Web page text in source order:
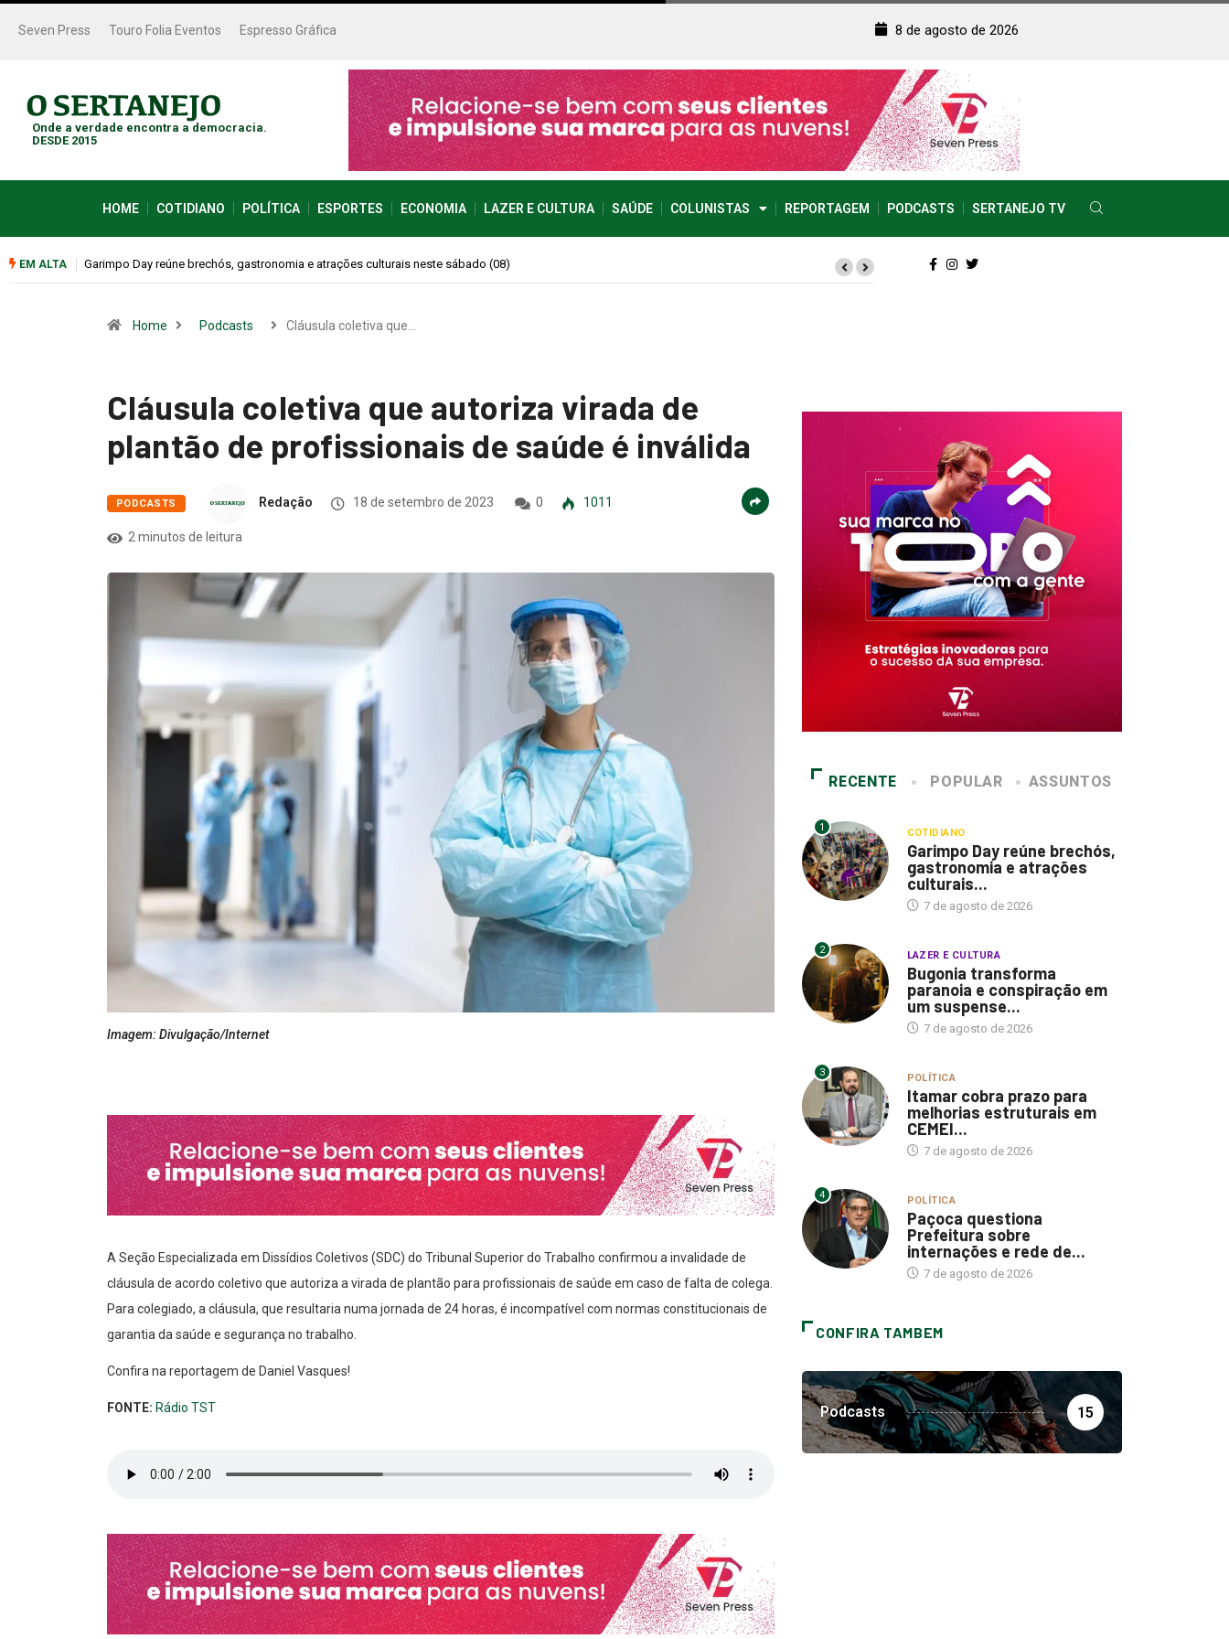
Seven Press Touro Folia Eventos Espresso Gráfica 8 de agosto de 2026
Onde a verdade encontra a democracia.
DESDE 2015
HOME COTIDIANO POLÍTICA ESPORTES ECONOMIA LAZER E CULTURA SAÚDE COLUNISTAS REPORTAGEM PODCASTS SERTANEJO TV
EM ALTA
sábado (08)Bugonia transforma paranoia e conspiração em um suspense imprevisível
Home Podcasts Cláusula coletiva que…
Cláusula coletiva que autoriza virada de
plantão de profissionais de saúde é inválida
PODCASTS Redação 18 de setembro de 2023 0 1011
2 minutos de leitura
Imagem: Divulgação/Internet
A Seção Especializada em Dissídios Coletivos (SDC) do Tribunal Superior do Trabalho confirmou a invalidade de
cláusula de acordo coletivo que autoriza a virada de plantão para profissionais de saúde em caso de falta de colega.
Para colegiado, a cláusula, que resultaria numa jornada de 24 horas, é incompatível com normas constitucionais de
garantia da saúde e segurança no trabalho.
Confira na reportagem de Daniel Vasques!
FONTE: Rádio TST
RECENTE POPULAR ASSUNTOS
1 COTIDIANO
Garimpo Day reúne brechós,
gastronomia e atrações
culturais...
7 de agosto de 2026
2 LAZER E CULTURA
Bugonia transforma
paranoia e conspiração em
um suspense...
7 de agosto de 2026
3 POLÍTICA
Itamar cobra prazo para
melhorias estruturais em
CEMEI...
7 de agosto de 2026
4 POLÍTICA
Paçoca questiona
Prefeitura sobre
internações e rede de...
7 de agosto de 2026
CONFIRA TAMBEM
Podcasts 15